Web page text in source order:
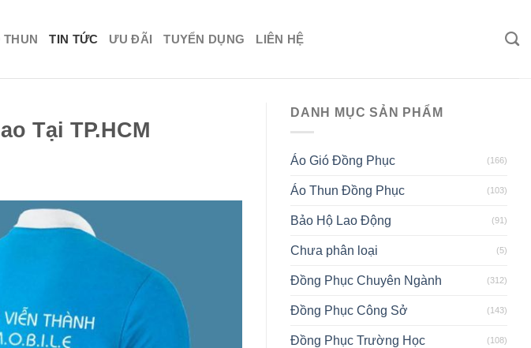
TIN TỨC ƯU ĐÃI TUYỂN DỤNG LIÊN HỆ
Tại TP.HCM
DANH MỤC SẢN PHẨM
Áo Gió Đồng Phục (166)
Áo Thun Đồng Phục (103)
Bảo Hộ Lao Động (91)
Chưa phân loại (5)
Đồng Phục Chuyên Ngành (312)
Đồng Phục Công Sở (143)
Đồng Phục Trường Học (108)